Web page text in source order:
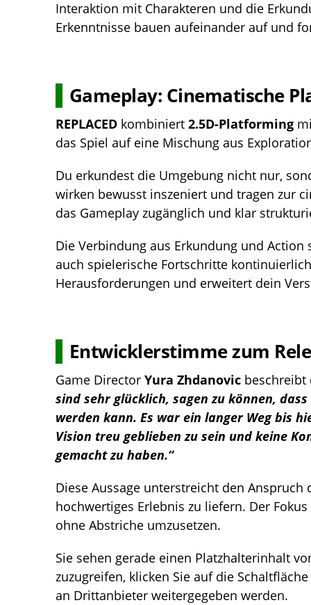
Interaktion mit Charakteren und die
Erkenntnisse bauen aufeinander auf und
Gameplay: Cinematische
REPLACED kombiniert 2.5D-Platforming
das Spiel auf eine Mischung aus
Du erkundest die Umgebung nicht nur,
wirken bewusst inszeniert und tragen zur
das Gameplay zugänglich und klar
Die Verbindung aus Erkundung und
auch spielerische Fortschritte
Herausforderungen und erweitert dein
Entwicklerstimme zum
Game Director Yura Zhdanovic beschreibt
sind sehr glücklich, sagen zu können, dass
werden kann. Es war ein langer Weg bis
Vision treu geblieben zu sein und keine
gemacht zu haben.“
Diese Aussage unterstreicht den
hochwertiges Erlebnis zu liefern. Der
ohne Abstriche umzusetzen.
Sie sehen gerade einen Platzhalterinhalt
zuzugreifen, klicken Sie auf die
an Drittanbieter weitergegeben werden.